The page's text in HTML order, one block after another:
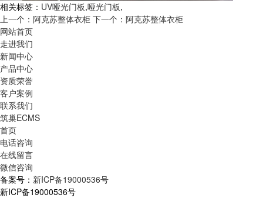
相关标签： UV哑光门板,哑光门板,
上一个：阿克苏整体衣柜 下一个：阿克苏整体衣柜
网站首页
走进我们
新闻中心
产品中心
资质荣誉
客户案例
联系我们
筑巢ECMS
首页
电话咨询
在线留言
微信咨询
备案号： 新ICP备19000536号
新ICP备19000536号